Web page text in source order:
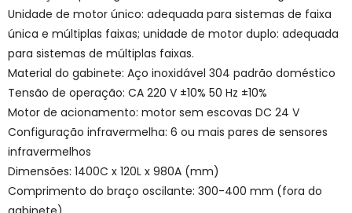
Unidade de motor único: adequada para sistemas de faixa
única e múltiplas faixas; unidade de motor duplo: adequada
para sistemas de múltiplas faixas.
Material do gabinete: Aço inoxidável 304 padrão doméstico
Tensão de operação: CA 220 V ±10% 50 Hz ±10%
Motor de acionamento: motor sem escovas DC 24 V
Configuração infravermelha: 6 ou mais pares de sensores
infravermelhos
Dimensões: 1400C x 120L x 980A (mm)
Comprimento do braço oscilante: 300-400 mm (fora do